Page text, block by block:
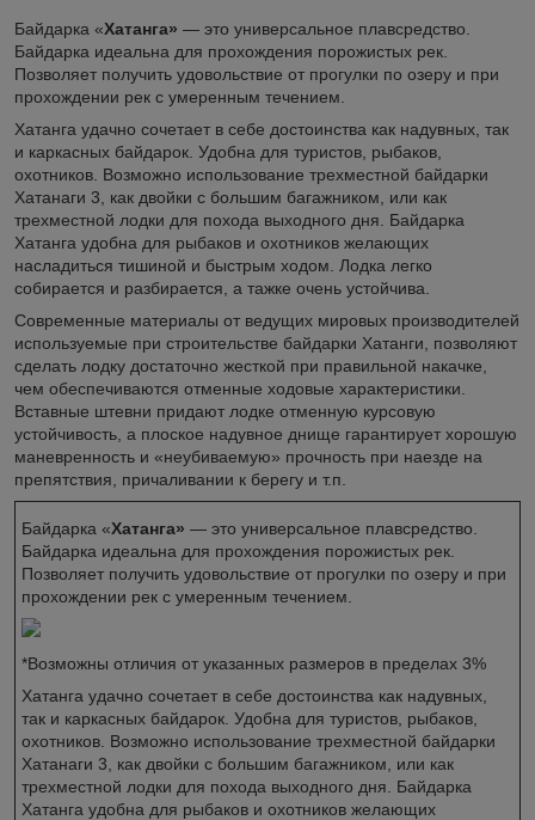
Байдарка «Хатанга» — это универсальное плавсредство.
Байдарка идеальна для прохождения порожистых рек.
Позволяет получить удовольствие от прогулки по озеру и при
прохождении рек с умеренным течением.
Хатанга удачно сочетает в себе достоинства как надувных, так
и каркасных байдарок. Удобна для туристов, рыбаков,
охотников. Возможно использование трехместной байдарки
Хатанаги 3, как двойки с большим багажником, или как
трехместной лодки для похода выходного дня. Байдарка
Хатанга удобна для рыбаков и охотников желающих
насладиться тишиной и быстрым ходом. Лодка легко
собирается и разбирается, а тажке очень устойчива.
Современные материалы от ведущих мировых производителей
используемые при строительстве байдарки Хатанги, позволяют
сделать лодку достаточно жесткой при правильной накачке,
чем обеспечиваются отменные ходовые характеристики.
Вставные штевни придают лодке отменную курсовую
устойчивость, а плоское надувное днище гарантирует хорошую
маневренность и «неубиваемую» прочность при наезде на
препятствия, причаливании к берегу и т.п.
Байдарка «Хатанга» — это универсальное плавсредство.
Байдарка идеальна для прохождения порожистых рек.
Позволяет получить удовольствие от прогулки по озеру и при
прохождении рек с умеренным течением.
*Возможны отличия от указанных размеров в пределах 3%
Хатанга удачно сочетает в себе достоинства как надувных,
так и каркасных байдарок. Удобна для туристов, рыбаков,
охотников. Возможно использование трехместной байдарки
Хатанаги 3, как двойки с большим багажником, или как
трехместной лодки для похода выходного дня. Байдарка
Хатанга удобна для рыбаков и охотников желающих